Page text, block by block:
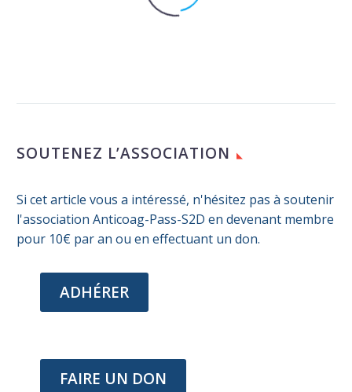
pharmaceutiques et autorités de
centricity bouscule le rôle et la
place de chacun…
SOUTENEZ L’ASSOCIATION
Si cet article vous a intéressé, n'hésitez pas à soutenir
l'association Anticoag-Pass-S2D en devenant membre
pour 10€ par an ou en effectuant un don.
ADHÉRER
FAIRE UN DON